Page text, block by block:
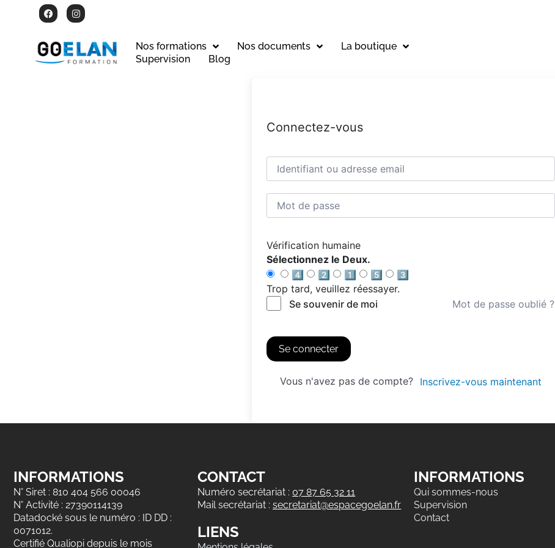
Nos formations Nos documents
La boutique
Supervision
Blog
Connectez-vous
Vérification humaine
Sélectionnez le Deux.
4️⃣
2️⃣ 1️⃣ 5️⃣
3️⃣
Trop tard, veuillez réessayer.
Se souvenir de moi
Mot de passe oublié ?
Se connecter
Vous n'avez pas de compte? Inscrivez-vous maintenant
INFORMATIONS
N° Siret : 810 404 566 00046
N° Activité : 27390114139
Datadocké sous le numéro : ID DD :
0071012.
Certifié Qualiopi depuis le mois
CONTACT
Numéro secrétariat : 07 87 65 32 11
Mail secrétariat :secretariat@espacegoelan.fr
LIENS
INFORMATIONS
Qui sommes-nous
Supervision
Contact